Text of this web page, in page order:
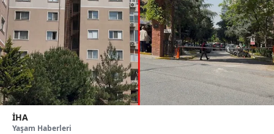
İHA
Yaşam Haberleri